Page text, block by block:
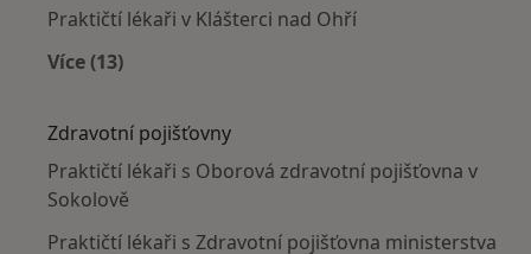
Praktičtí lékaři v Klášterci nad Ohří
Více (13)
Zdravotní pojišťovny
Praktičtí lékaři s Oborová zdravotní pojišťovna v
Sokolově
Praktičtí lékaři s Zdravotní pojišťovna ministerstva